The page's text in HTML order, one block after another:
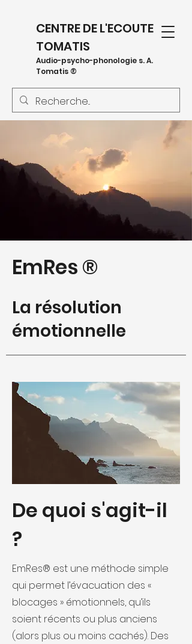
CENTRE DE L'ECOUTE
TOMATIS
Audio-psycho-phonologie s. A.
Tomatis ®
EmRes ®
La résolution
émotionnelle
De quoi s'agit-il
?
EmRes® est une méthode simple
qui permet l’évacuation des «
blocages » émotionnels, qu’ils
soient récents ou plus anciens
(alors plus ou moins cachés). Des